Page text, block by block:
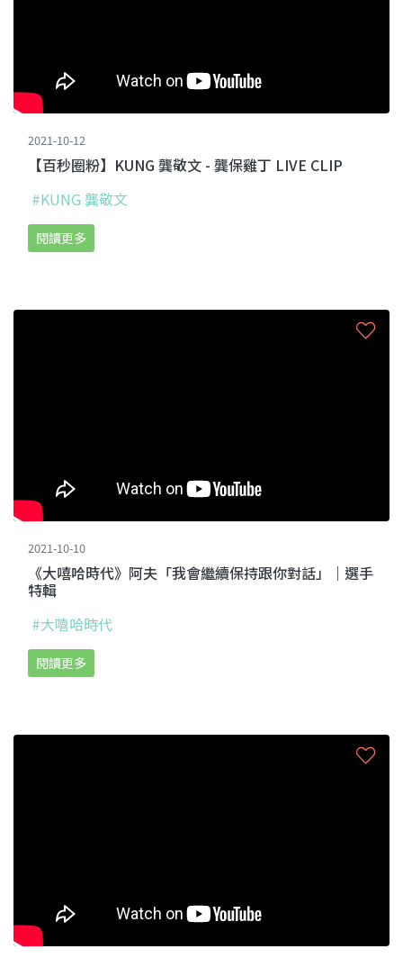
2021-10-12
【百秒圈粉】KUNG 龔敬文 - 龔保雞丁 LIVE CLIP
#KUNG 龔敬文
閱讀更多
2021-10-10
《大嘻哈時代》阿夫「我會繼續保持跟你對話」｜選手
特輯
#大嘻哈時代
閱讀更多